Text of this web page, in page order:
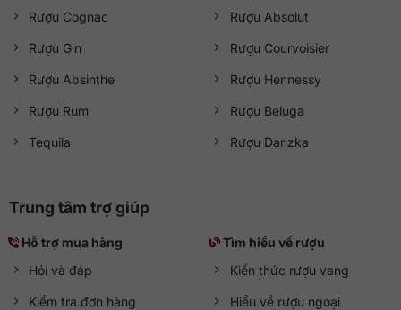
Rượu Cognac
Rượu Gin
Rượu Absinthe
Rượu Rum
Tequila
Rượu Absolut
Rượu Courvoisier
Rượu Hennessy
Rượu Beluga
Rượu Danzka
Trung tâm trợ giúp
Hỗ trợ mua hàng
Hỏi và đáp
Kiểm tra đơn hàng
Tìm hiểu về rượu
Kiến thức rượu vang
Hiểu về rượu ngoại